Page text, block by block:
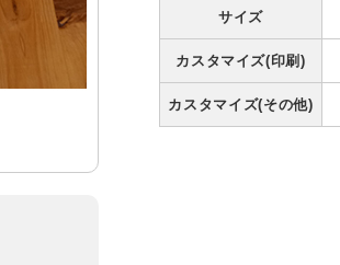
サイズ
カスタマイズ(印刷)
カスタマイズ(その他)